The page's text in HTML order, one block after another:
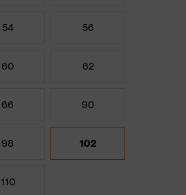
54 56
60 62
66 90
98 102
110